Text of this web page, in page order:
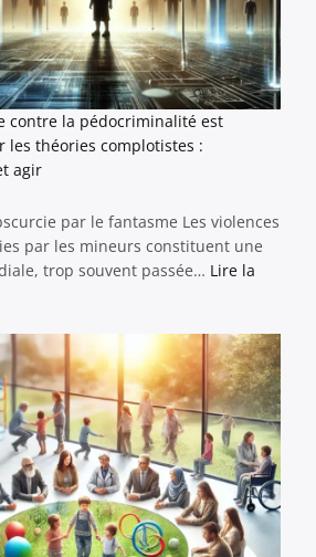
contre la pédocriminalité est
les théories complotistes :
agir
par le fantasme Les violences
par les mineurs constituent une
trop souvent passée… Lire la